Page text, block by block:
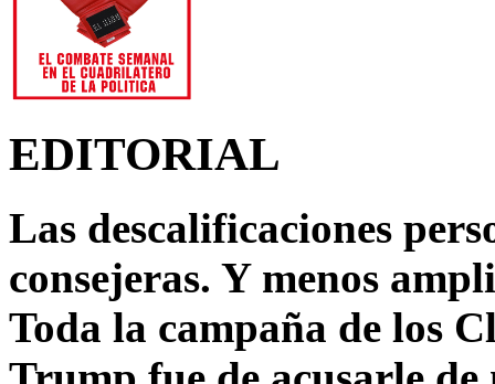
EDITORIAL
Las descalificaciones
consejeras. Y menos
Toda la campaña de los